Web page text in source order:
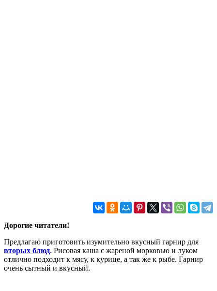
Дорогие читатели!
Предлагаю приготовить изумительно вкусный гарнир для
вторых блюд. Рисовая каша с жареной морковью и луком
отлично подходит к мясу, к курице, а так же к рыбе. Гарнир
очень сытный и вкусный.